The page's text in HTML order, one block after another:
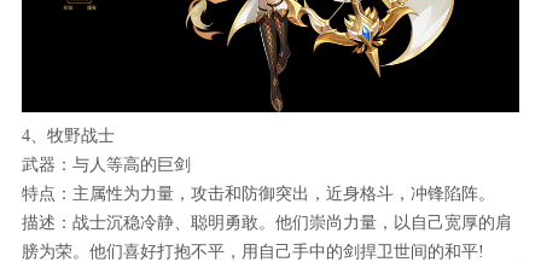
4、牧野战士
武器：与人等高的巨剑
特点：主属性为力量，攻击和防御突出，近身格斗，冲锋陷阵。
描述：战士沉稳冷静、聪明勇敢。他们崇尚力量，以自己宽厚的肩
膀为荣。他们喜好打抱不平，用自己手中的剑捍卫世间的和平!